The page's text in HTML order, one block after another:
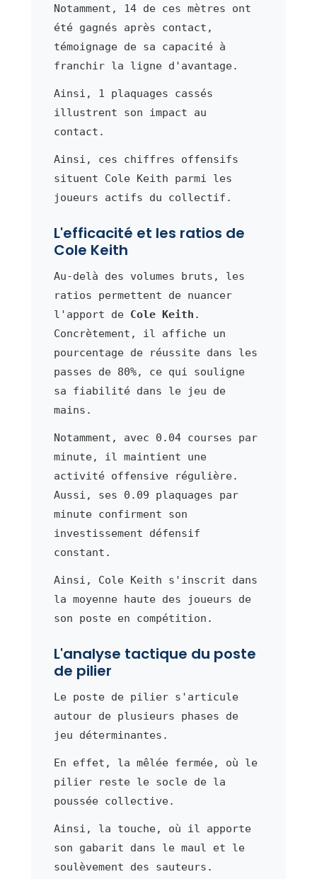
Notamment, 14 de ces mètres ont
été gagnés après contact,
témoignage de sa capacité à
franchir la ligne d'avantage.
Ainsi, 1 plaquages cassés
illustrent son impact au
contact.
Ainsi, ces chiffres offensifs
situent Cole Keith parmi les
joueurs actifs du collectif.
L'efficacité et les ratios de
Cole Keith
Au-delà des volumes bruts, les
ratios permettent de nuancer
l'apport de Cole Keith .
Concrètement, il affiche un
pourcentage de réussite dans les
passes de 80%, ce qui souligne
sa fiabilité dans le jeu de
mains.
Notamment, avec 0.04 courses par
minute, il maintient une
activité offensive régulière.
Aussi, ses 0.09 plaquages par
minute confirment son
investissement défensif
constant.
Ainsi, Cole Keith s'inscrit dans
la moyenne haute des joueurs de
son poste en compétition.
L'analyse tactique du poste
de pilier
Le poste de pilier s'articule
autour de plusieurs phases de
jeu déterminantes.
En effet, la mêlée fermée, où le
pilier reste le socle de la
poussée collective.
Ainsi, la touche, où il apporte
son gabarit dans le maul et le
soulèvement des sauteurs.